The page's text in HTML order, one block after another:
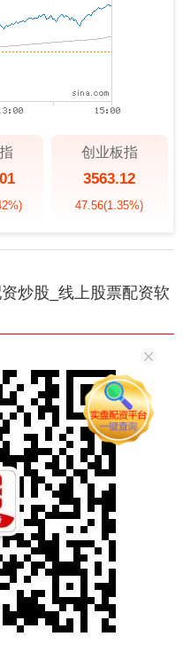
创业板指
3563.12
47.56(1.35%)
炒股_线上股票配资软